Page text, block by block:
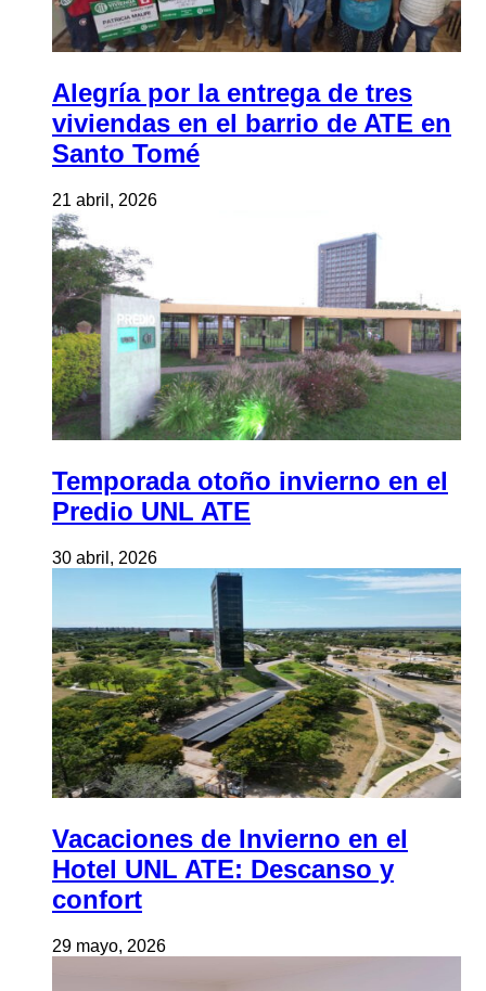
Alegría por la entrega de tres
viviendas en el barrio de ATE en
Santo Tomé
21 abril, 2026
Temporada otoño invierno en el
Predio UNL ATE
30 abril, 2026
Vacaciones de Invierno en el
Hotel UNL ATE: Descanso y
confort
29 mayo, 2026